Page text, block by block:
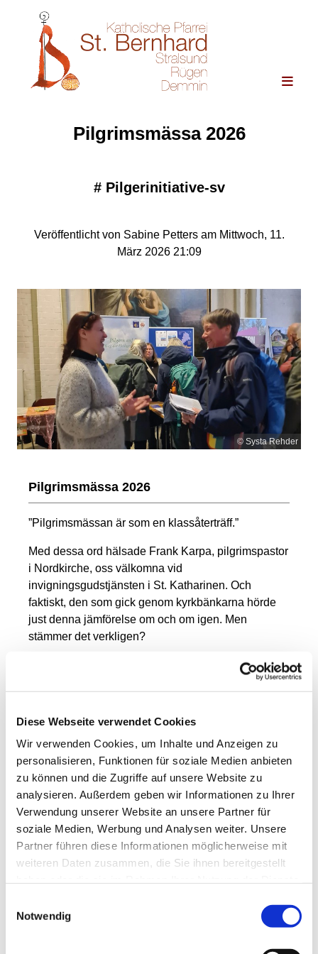
Diese Webseite verwendet Cookies
Wir verwenden Cookies, um Inhalte und Anzeigen zu
personalisieren, Funktionen für soziale Medien anbieten
zu können und die Zugriffe auf unsere Website zu
analysieren. Außerdem geben wir Informationen zu Ihrer
Verwendung unserer Website an unsere Partner für
soziale Medien, Werbung und Analysen weiter. Unsere
Partner führen diese Informationen möglicherweise mit
weiteren Daten zusammen, die Sie ihnen bereitgestellt
Notwendig
Pilgrimsmässa 2026
# Pilgerinitiative-sv
Veröffentlicht von Sabine Petters am Mittwoch, 11.
März 2026 21:09
© Systa Rehder
Pilgrimsmässa 2026
”Pilgrimsmässan är som en klassåterträff.”
Med dessa ord hälsade Frank Karpa, pilgrimspastor
i Nordkirche, oss välkomna vid
invigningsgudstjänsten i St. Katharinen. Och
faktiskt, den som gick genom kyrkbänkarna hörde
just denna jämförelse om och om igen. Men
stämmer det verkligen?
Jag har ännu inte upplevt någon klassåterträff som
möjliggör så många möten från hjärta till hjärta.
så många nya perspektiv och sätter så mycket i
snarare en internationell skolträff eller en integrerad
skola med fokus på rörelse och spiritualitet.
Vår monter – och vad som kan växa ur den
Som Ökumenische Pilgerinitiative Vorpommern
(Ekumeniska pilgrimsinitiativet Vorpommern) var vi
återigen representerade med en egen monter.
Ellen Nemitz, som är pastor för döva, bidrog med
värdefulla impulser och erbjudanden för pilgrimer
med döva.
Jag själv var på plats i min nya roll som referent för